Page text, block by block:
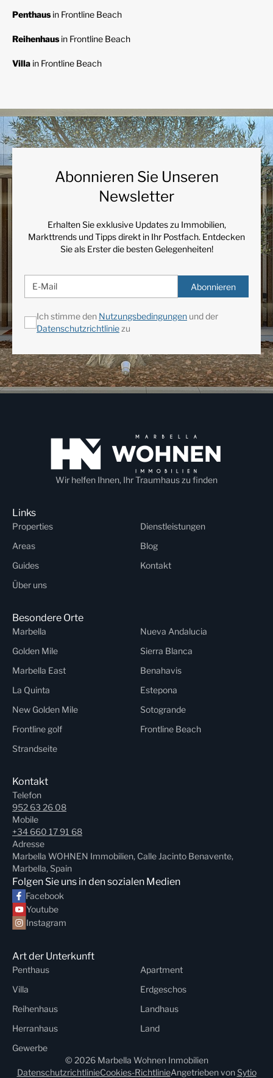
Penthausin Frontline Beach
Reihenhausin Frontline Beach
Villa in Frontline Beach
Abonnieren Sie Unseren
Newsletter
Erhalten Sie exklusive Updates zu Immobilien,
Markttrends und Tipps direkt in Ihr Postfach. Entdecken
Sie als Erster die besten Gelegenheiten!
Abonnieren
Ich stimme den Nutzungsbedingungen und der
Datenschutzrichtlinie zu
Wir helfen Ihnen, Ihr Traumhaus zu finden
Links
Properties
Dienstleistungen
Areas
Blog
Guides
Kontakt
Über uns
Besondere Orte
Marbella
Nueva Andalucia
Golden Mile
Sierra Blanca
Marbella East
Benahavis
La Quinta
Estepona
New Golden Mile
Sotogrande
Frontline golf
Frontline Beach
Strandseite
Kontakt
Telefon
952 63 26 08
Mobile
+34 660 17 91 68
Adresse
Marbella WOHNEN Immobilien, Calle Jacinto Benavente,
Marbella, Spain
Folgen Sie uns in den sozialen Medien
Facebook
Youtube
Instagram
Art der Unterkunft
Penthaus
Apartment
Villa
Erdgeschos
Reihenhaus
Landhaus
Herranhaus
Land
Gewerbe
© 2026 Marbella Wohnen Inmobilien
DatenschutzrichtlinieCookies-RichtlinieAngetrieben von Sytio